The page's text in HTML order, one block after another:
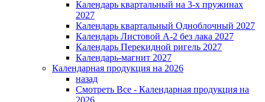
Календарь квартальный на 3-х пружинах
2027
Календарь квартальный Одноблочный 2027
Календарь Листовой А-2 без лака 2027
Календарь Перекидной ригель 2027
Календарь-магнит 2027
Календарная продукция на 2026
назад
Смотреть Все - Календарная продукция на
2026